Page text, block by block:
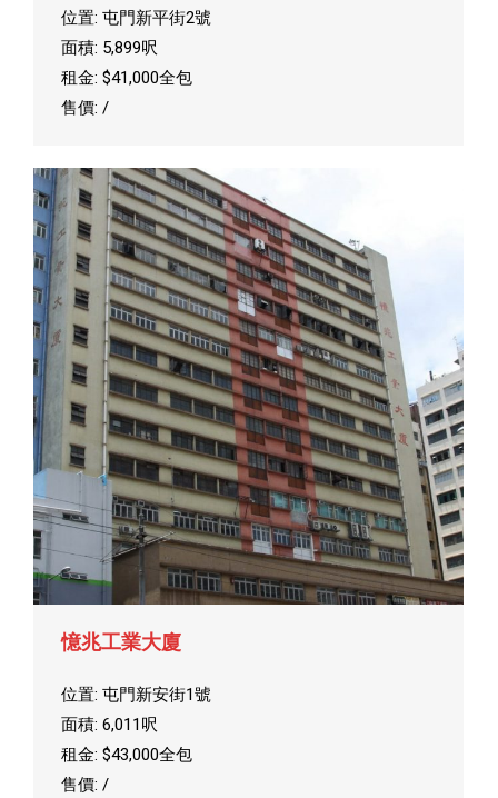
位置: 屯門新平街2號
面積: 5,899呎
租金: $41,000全包
售價: /
憶兆工業大廈
位置: 屯門新安街1號
面積: 6,011呎
租金: $43,000全包
售價: /